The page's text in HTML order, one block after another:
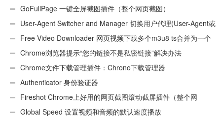
GoFullPage 一键全屏截图插件（整个网页截图）
User-Agent Switcher and Manager 切换用户代理(User-Agent或
UA)Free Video Downloader 网页视频下载多个m3u8 ts合并为一个
ts文件Chrome浏览器提示“您的链接不是私密链接”解决办法
Chrome文件下载管理插件：Chrono下载管理器
Authenticator 身份验证器
Fireshot Chrome上好用的网页截图滚动截屏插件（整个网
页）Global Speed 设置视频和音频的默认速度播放